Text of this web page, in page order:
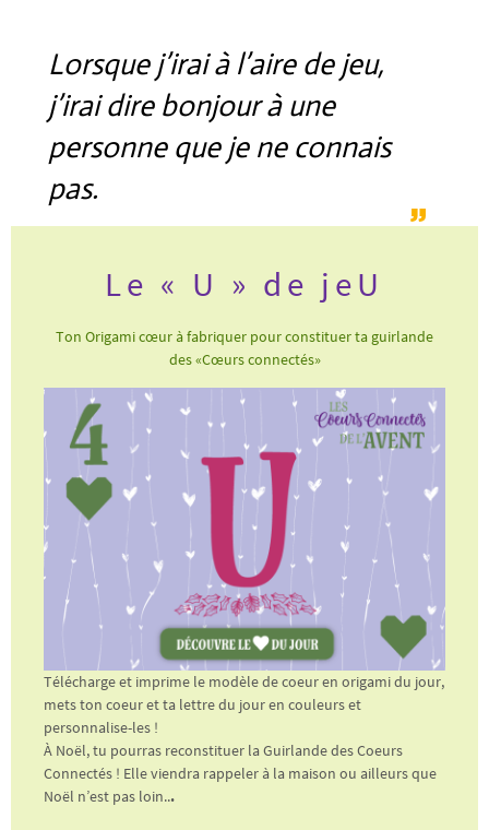
Lorsque j’irai à l’aire de jeu,
j’irai dire bonjour à une
personne que je ne connais
pas.
Le « U » de jeU
Ton Origami cœur à fabriquer pour constituer ta guirlande
des «Cœurs connectés»
Télécharge et imprime le modèle de coeur en origami du jour,
mets ton coeur et ta lettre du jour en couleurs et
personnalise-les !
À Noël, tu pourras reconstituer la Guirlande des Coeurs
Connectés ! Elle viendra rappeler à la maison ou ailleurs que
Noël n’est pas loin...